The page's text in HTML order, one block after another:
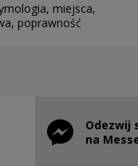
miejsca,
poprawność
new window
Odezwij
na
Note, the link